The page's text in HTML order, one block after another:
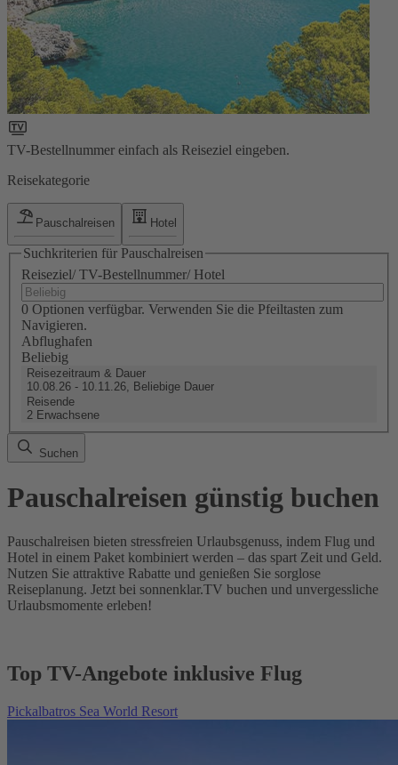
TV-Bestellnummer einfach als Reiseziel eingeben.
Reisekategorie
Pauschalreisen Hotel
Suchkriterien für Pauschalreisen
Reiseziel/ TV-Bestellnummer/ Hotel
0 Optionen verfügbar. Verwenden Sie die Pfeiltasten zum
Navigieren.
Abflughafen
Beliebig
Reisezeitraum & Dauer
10.08.26 - 10.11.26, Beliebige Dauer
Reisende
2 Erwachsene
Suchen
Pauschalreisen günstig buchen
Pauschalreisen bieten stressfreien Urlaubsgenuss, indem Flug und
Hotel in einem Paket kombiniert werden – das spart Zeit und Geld.
Nutzen Sie attraktive Rabatte und genießen Sie sorglose
Reiseplanung. Jetzt bei sonnenklar.TV buchen und unvergessliche
Urlaubsmomente erleben!
Top TV-Angebote inklusive Flug
Pickalbatros Sea World Resort